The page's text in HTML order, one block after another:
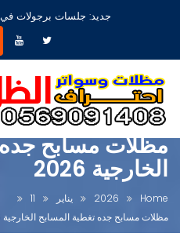
مظلات جلسات حدائق
مظلات مسابح جده
الخارجية 2026
Home
2026 يناير
11
مظلات مسابح جده تغطية المسابح الخارجية 2026